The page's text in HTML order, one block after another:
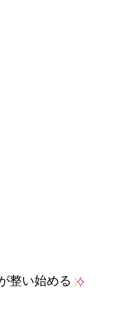
整い始める